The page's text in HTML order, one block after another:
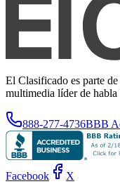
El Clasificado es parte
multimedia líder de
888-277-4736BBB
Facebook X